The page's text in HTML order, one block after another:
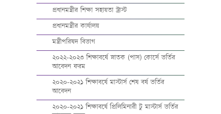
প্রধানমন্ত্রীর শিক্ষা সহায়তা ট্রাস্ট
প্রধানমন্ত্রীর কার্যালয়
মন্ত্রীপরিষদ বিভাগ
২০২২-২০২৩ শিক্ষাবর্ষে স্নাতক (পাস) কোর্সে ভর্তির
আবেদন ফরম
২০২০-২০২১ শিক্ষাবর্ষে মাস্টার্স শেষ বর্ষ ভর্তির
আবেদন
২০২০-২০২১ শিক্ষাবর্ষে প্রিলিমিনারী টু মাস্টার্স ভর্তির